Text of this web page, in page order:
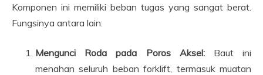
Komponen ini memiliki beban tugas yang sangat berat.
Fungsinya antara lain:
Mengunci Roda pada Poros Aksel:Baut ini
menahan seluruh beban forklift, termasuk muatan